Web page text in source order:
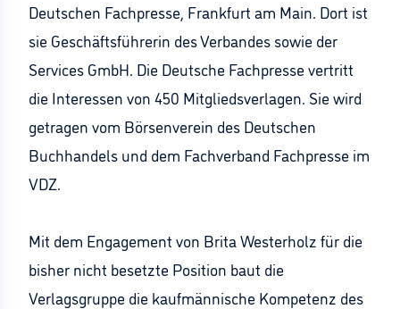
Deutschen Fachpresse, Frankfurt am Main. Dort ist
sie Geschäftsführerin des Verbandes sowie der
Services GmbH. Die Deutsche Fachpresse vertritt
die Interessen von 450 Mitgliedsverlagen. Sie wird
getragen vom Börsenverein des Deutschen
Buchhandels und dem Fachverband Fachpresse im
VDZ.
Mit dem Engagement von Brita Westerholz für die
bisher nicht besetzte Position baut die
Verlagsgruppe die kaufmännische Kompetenz des